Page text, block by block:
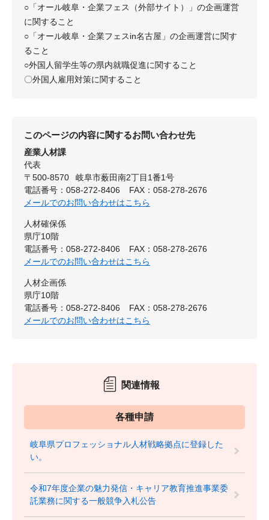
○「オール岐阜・企業フェス（外部サイト）」の企画運営
に関すること
○「オール岐阜・企業フェスin名古屋」の企画運営に関す
ること
○外国人留学生等の県内就職促進に関すること
〇外国人雇用対策に関すること
このページの内容に関するお問い合わせ先
産業人材課
代表
〒500-8570
岐阜市薮田南2丁目1番1号
電話番号：058-272-8406
FAX：058-278-2676
メールでのお問い合わせはこちら
人材確保係
県庁10階
電話番号：058-272-8406
FAX：058-278-2676
メールでのお問い合わせはこちら
人材企画係
県庁10階
電話番号：058-272-8406
FAX：058-278-2676
メールでのお問い合わせはこちら
関連情報
各種申請
岐阜県プロフェッショナル人材戦略拠点に登録した
い。
令和7年度企業の魅力発信・キャリア教育推進事業委
託業務に関する一般競争入札公告